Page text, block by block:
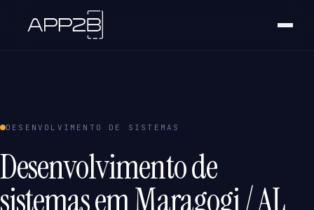
DESENVOLVIMENTO DE SISTEMAS
Desenvolvimento de
sistemas em Maragogi / AL